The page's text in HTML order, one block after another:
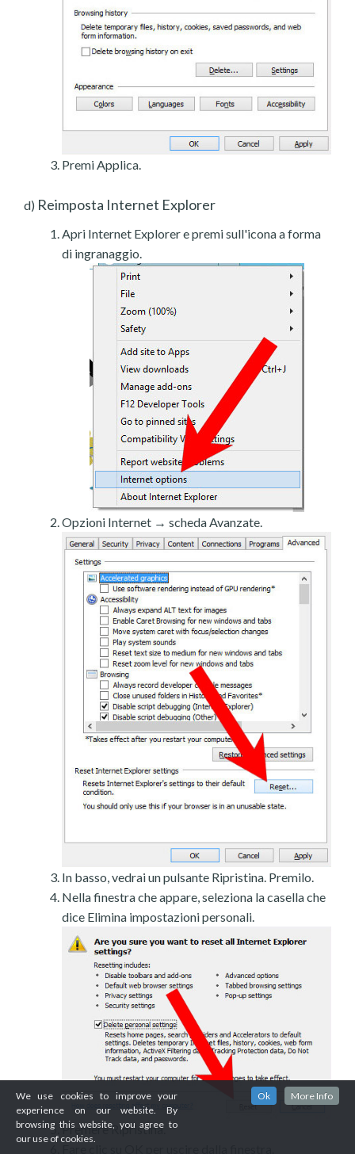
Premi Applica.
d) Reimposta Internet Explorer
Apri Internet Explorer e premi sull'icona a forma
di ingranaggio.
Opzioni Internet → scheda Avanzate.
In basso, vedrai un pulsante Ripristina. Premilo.
Nella finestra che appare, seleziona la casella che
dice Elimina impostazioni personali.
Premere Ripristina.
We use cookies to improve your
experience on our website. By
browsing this website, you agree to
our use of cookies.
Ok More Info